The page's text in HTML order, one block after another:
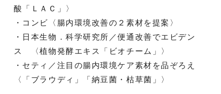
酸「ＬＡＣ」〉
・コンビ〈腸内環境改善の２素材を提案〉
・日本生物．科学研究所／便通改善でエビデン
ス 〈植物発酵エキス「ビオチーム」〉
・セティ／注目の腸内環境ケア素材を品ぞろえ
〈「ブラウディ」「納豆菌・枯草菌」〉